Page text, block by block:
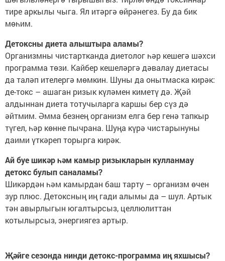
тире аркылы чыга. Ял итәргә өйрәнегез. Бу да бик
мөһим.
Детоксны диета алыштыра аламы?
Организмны чистартканда диетолог һәр кешегә шәхси
программа төзи. Кайбер кешеләргә дәвалау диетасы
да таләп ителергә мөмкин. Шуны да онытмаска кирәк:
де-токс – ашаган ризык күләмен киметү дә. Җәй
алдыннан диета тотучыларга каршы бер сүз дә
әйтмим. Әмма безнең организм елга бер генә тапкыр
түгел, һәр көнне пычрана. Шуңа күрә чистарынуны
даими үткәреп торырга кирәк.
Ай буе шикәр һәм камыр ризыкларын кулланмау
детокс булып саналамы?
Шикәрдән һәм камырдан баш тарту – организм өчен
зур плюс. Детоксның иң гади алымы да – шул. Артык
тән авырлыгын югалтырсыз, целлюлиттан
котылырсыз, энергиягез артыр.
Җәйге сезонда нинди детокс-программа иң яхшысы?